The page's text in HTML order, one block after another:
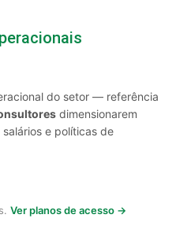
do setor — referência
dimensionarem
e políticas de
Ver planos de acesso →